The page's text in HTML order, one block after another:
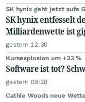
SK hynix geht jetzt aufs
SK hynix entfesselt
Milliardenwette ist
gestern 12:30
Kursexplosion um +33 %
Software ist tot?
gestern 09:28
Cathie Woods neue